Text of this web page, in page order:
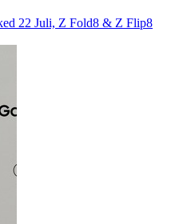
22 Juli, Z Fold8 & Z Flip8